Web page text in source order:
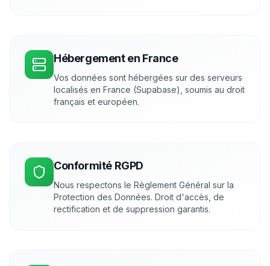
Hébergement en France
Vos données sont hébergées sur des serveurs
localisés en France (Supabase), soumis au droit
français et européen.
Conformité RGPD
Nous respectons le Règlement Général sur la
Protection des Données. Droit d'accès, de
rectification et de suppression garantis.